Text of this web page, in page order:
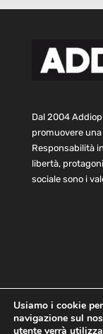
Dal 2004
promuovere
Responsabilità
libertà,
sociale sono i
Home
Usiamo i cookie
navigazione sul
utente verrà